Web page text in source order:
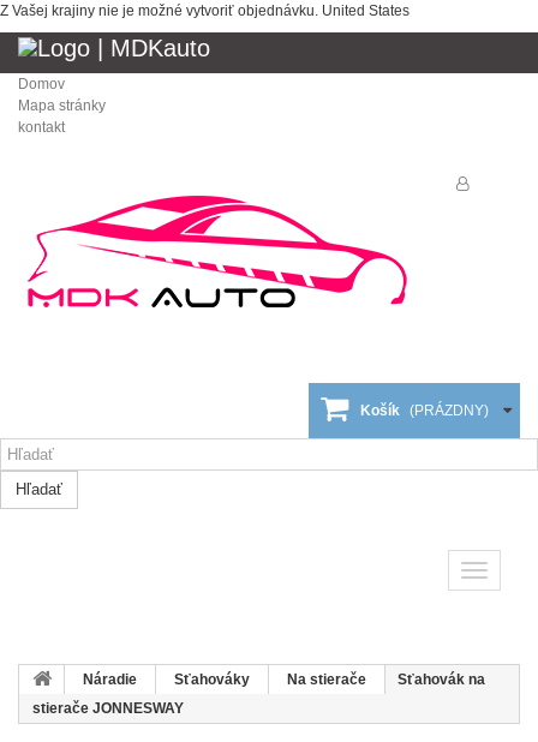
Z Vašej krajiny nie je možné vytvoriť objednávku. United States
Domov
Mapa stránky
kontakt
Košík (PRÁZDNY)
Hľadať
Toggle
Náradie Sťahováky Na stierače
Sťahovák na
stierače JONNESWAY